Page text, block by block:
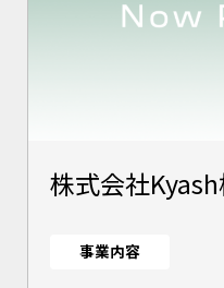
株式会社
事業内容